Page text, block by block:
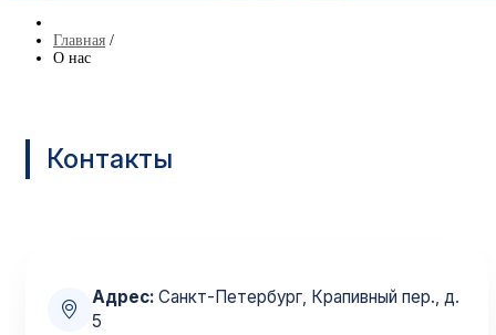
Главная /
О нас
Контакты
Адрес: Санкт-Петербург, Крапивный пер., д.
5